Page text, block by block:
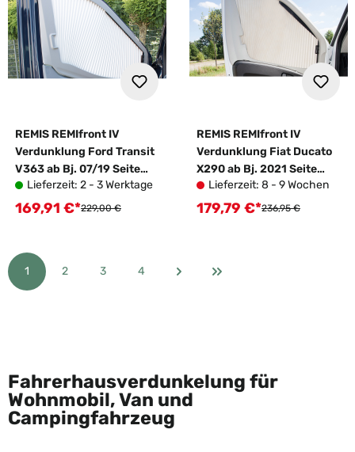
REMIS REMIfront IV
Verdunklung Ford Transit
V363 ab Bj. 07/19 Seite
links - geprüfte B-Ware
Lieferzeit: 2 - 3 Werktage
Verkaufspreis:
169,91 €*Regulärer Preis:
229,00 €
REMIS REMIfront IV
Verdunklung Fiat Ducato
X290 ab Bj. 2021 Seite
links - geprüfte B-Ware
Lieferzeit: 8 - 9 Wochen
Verkaufspreis:
179,79 €*Regulärer Preis:
236,95 €
Seite
1 Seite
2 Seite
3 Seite
4
Fahrerhausverdunkelung für
Wohnmobil, Van und
Campingfahrzeug